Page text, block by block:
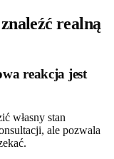
realną
reakcja jest
własny stan
ale pozwala